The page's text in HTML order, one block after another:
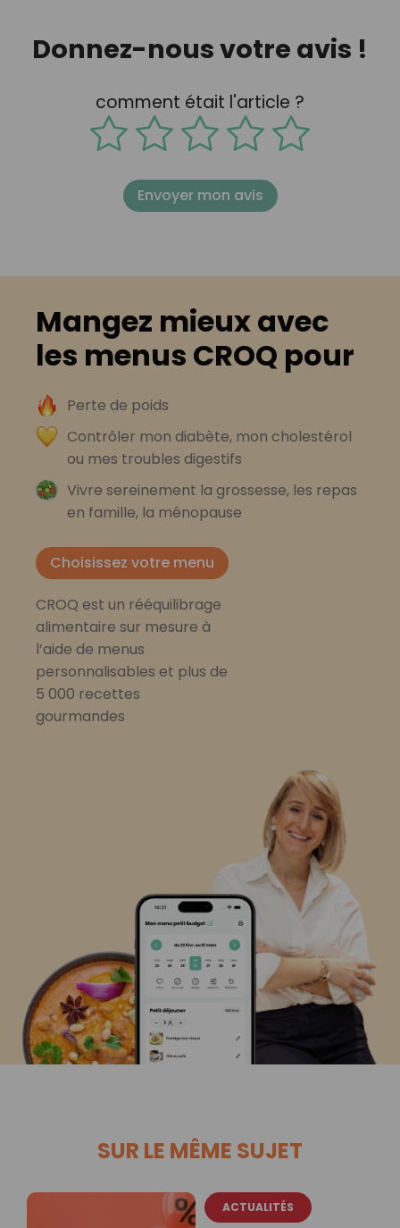
Donnez-nous votre avis !
comment était l'article ?
Envoyer mon avis
Mangez mieux avec
les menus CROQ pour
Perte de poids
Contrôler mon diabète, mon cholestérol
ou mes troubles digestifs
Vivre sereinement la grossesse, les repas
en famille, la ménopause
Choisissez votre menu
CROQ est un rééquilibrage
alimentaire sur mesure à
l’aide de menus
personnalisables et plus de
5 000 recettes
gourmandes
SUR LE MÊME SUJET
ACTUALITÉS